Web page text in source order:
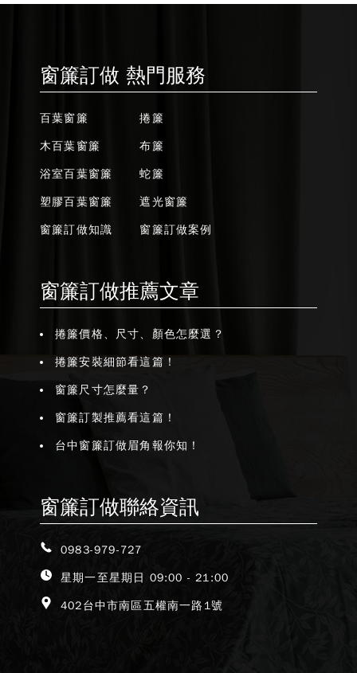
窗簾訂做 熱門服務
百葉窗簾
木百葉窗簾
浴室百葉窗簾
塑膠百葉窗簾
窗簾訂做知識
捲簾
布簾
蛇簾
遮光窗簾
窗簾訂做案例
窗簾訂做推薦文章
捲簾價格、尺寸、顏色怎麼選？
捲簾安裝細節看這篇！
窗簾尺寸怎麼量？
窗簾訂製推薦看這篇！
台中窗簾訂做眉角報你知！
窗簾訂做聯絡資訊
0983-979-727
星期一至星期日 09:00 - 21:00
402台中市南區五權南一路1號